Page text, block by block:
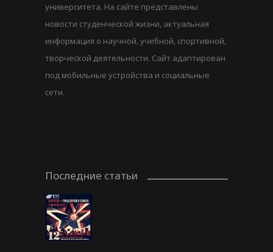
университета. На сайте представлены
новости студенческой жизни, актуальная
информация о научной, учебной, спортивной,
творческой деятельности. Сайт адаптирован
под мобильные устройства и социальные
сети.
Последние статьи